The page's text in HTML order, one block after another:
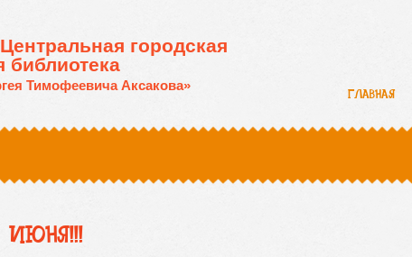
городская
библиотека
Тимофеевича Аксакова»
ГЛАВНАЯ